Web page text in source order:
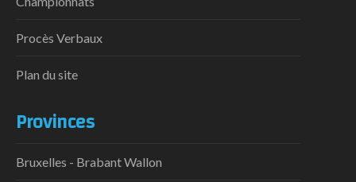
Procès Verbaux
Plan du site
Provinces
Bruxelles - Brabant Wallon